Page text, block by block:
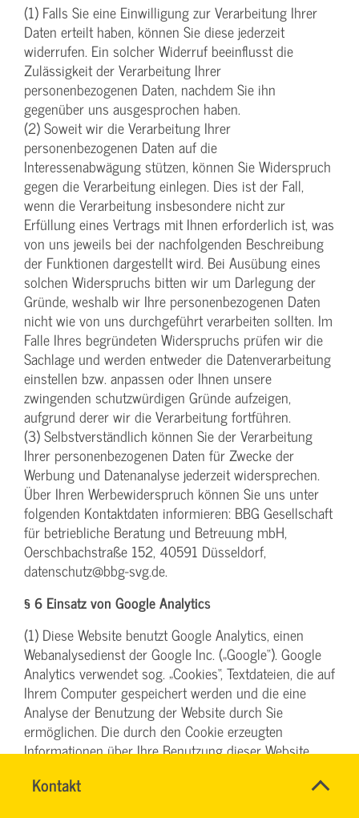
Kontakt
TEAM
Name*
(1) Falls Sie eine Einwilligung zur Verarbeitung Ihrer
Daten erteilt haben, können Sie diese jederzeit
widerrufen. Ein solcher Widerruf beeinflusst die
Zulässigkeit der Verarbeitung Ihrer
personenbezogenen Daten, nachdem Sie ihn
gegenüber uns ausgesprochen haben.
(2) Soweit wir die Verarbeitung Ihrer
personenbezogenen Daten auf die
Interessenabwägung stützen, können Sie Widerspruch
gegen die Verarbeitung einlegen. Dies ist der Fall,
wenn die Verarbeitung insbesondere nicht zur
Erfüllung eines Vertrags mit Ihnen erforderlich ist, was
von uns jeweils bei der nachfolgenden Beschreibung
der Funktionen dargestellt wird. Bei Ausübung eines
solchen Widerspruchs bitten wir um Darlegung der
Gründe, weshalb wir Ihre personenbezogenen Daten
nicht wie von uns durchgeführt verarbeiten sollten. Im
Falle Ihres begründeten Widerspruchs prüfen wir die
Sachlage und werden entweder die Datenverarbeitung
einstellen bzw. anpassen oder Ihnen unsere
zwingenden schutzwürdigen Gründe aufzeigen,
aufgrund derer wir die Verarbeitung fortführen.
(3) Selbstverständlich können Sie der Verarbeitung
Ihrer personenbezogenen Daten für Zwecke der
Werbung und Datenanalyse jederzeit widersprechen.
Über Ihren Werbewiderspruch können Sie uns unter
folgenden Kontaktdaten informieren: BBG Gesellschaft
für betriebliche Beratung und Betreuung mbH,
Oerschbachstraße 152, 40591 Düsseldorf,
datenschutz@bbg-svg.de.
§ 6 Einsatz von Google Analytics
(1) Diese Website benutzt Google Analytics, einen
Webanalysedienst der Google Inc. („Google“). Google
Analytics verwendet sog. „Cookies“, Textdateien, die auf
Ihrem Computer gespeichert werden und die eine
Analyse der Benutzung der Website durch Sie
ermöglichen. Die durch den Cookie erzeugten
Informationen über Ihre Benutzung dieser Website
den USA übertragen und dort gespeichert. Im Falle der